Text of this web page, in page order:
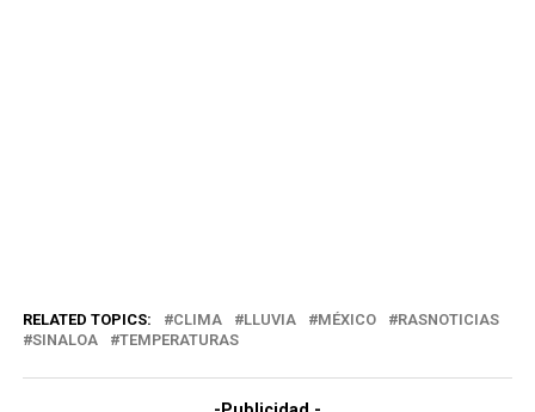
RELATED TOPICS: CLIMA LLUVIA MÉXICO
RASNOTICIAS
SINALOA
TEMPERATURAS